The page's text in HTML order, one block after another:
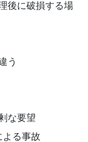
後に破損する場
う
な要望
よる事故